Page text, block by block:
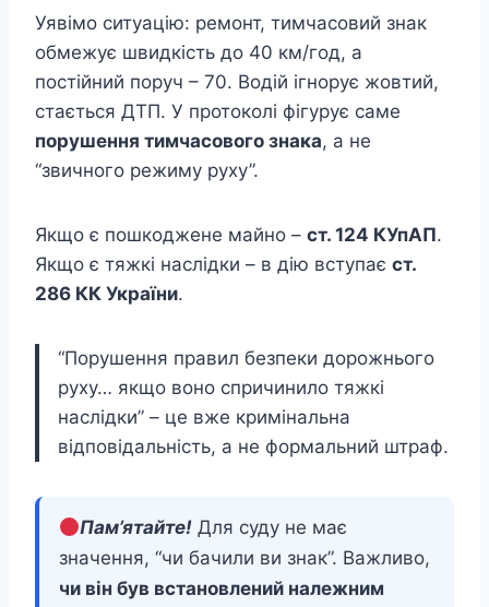
Уявімо ситуацію: ремонт, тимчасовий знак
обмежує швидкість до 40 км/год, а
постійний поруч – 70. Водій ігнорує жовтий,
стається ДТП. У протоколі фігурує саме
порушення тимчасового знака, а не
“звичного режиму руху”.
Якщо є пошкоджене майно – ст. 124 КУпАП.
Якщо є тяжкі наслідки – в дію вступає ст.
286 КК України.
“Порушення правил безпеки дорожнього
руху… якщо воно спричинило тяжкі
наслідки” – це вже кримінальна
відповідальність, а не формальний штраф.
Пам’ятайте! Для суду не має
значення, “чи бачили ви знак”. Важливо,
чи він був встановлений належним